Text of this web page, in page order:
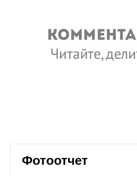
Фотоотчет